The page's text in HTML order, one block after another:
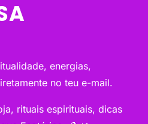
energias,
no teu e-mail.
rituais espirituais, dicas